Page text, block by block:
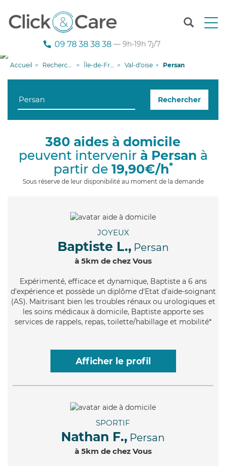
T
n
g
09 78 38 38 38 — 9h-19h 7j/7
Accueil Recherche aide à domicile Île-de-France Val-d'oise Persan
Rechercher
380 aides à domicile
peuvent intervenir à Persan à
partir de 19,90€/h*
Sous réserve de leur disponibilité au moment de la demande
JOYEUX
Baptiste L., Persan
à 5km de chez Vous
Expérimenté, efficace et dynamique, Baptiste a 6 ans
d'expérience et possède un diplôme d'Etat d'aide-soignant
(AS). Maitrisant bien les troubles rénaux ou urologiques et
les soins médicaux à domicile, Baptiste apporte ses
services de rappels, repas, toilette/habillage et mobilité*
Afficher le profil
SPORTIF
Nathan F., Persan
à 5km de chez Vous